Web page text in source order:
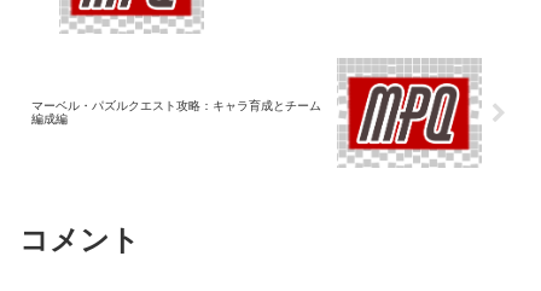
マーベル・パズルクエスト攻略：キャラ育成とチーム
編成編
コメント